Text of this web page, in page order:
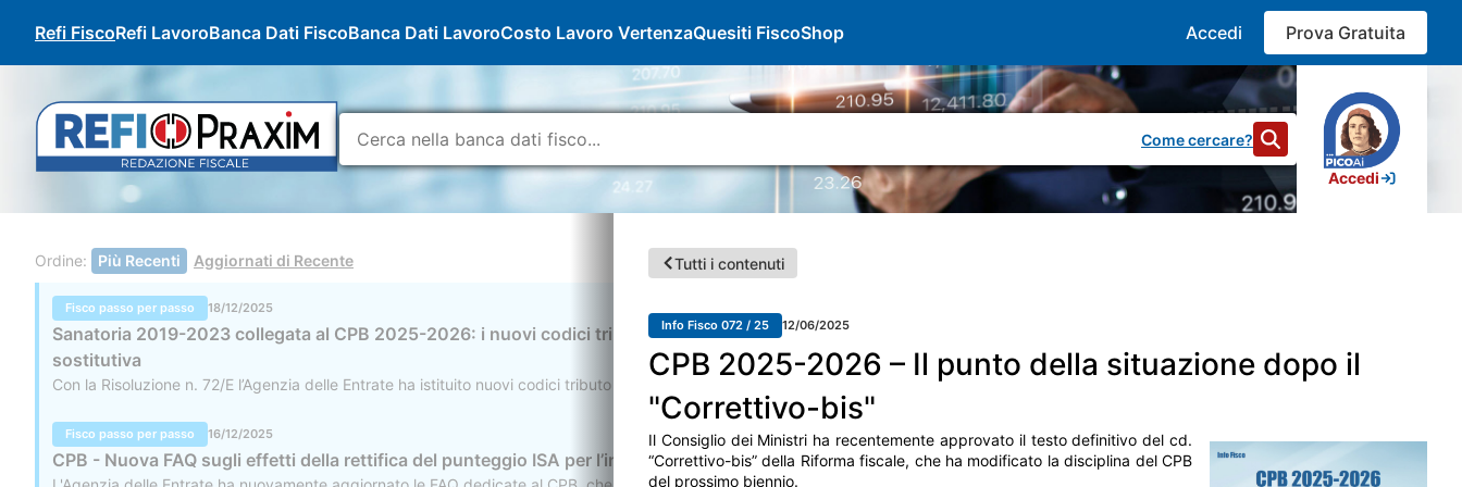
Refi FiscoRefi LavoroBanca Dati FiscoBanca Dati LavoroCosto Lavoro VertenzaQuesiti FiscoShop Accedi Prova Gratuita
Come cercare?
Accedi
Tutti i contenuti
Info Fisco 072 / 25 12/06/2025
CPB 2025-2026 – Il punto della situazione dopo il
"Correttivo-bis"
Il Consiglio dei Ministri ha recentemente approvato il testo definitivo del cd.
“Correttivo-bis” della Riforma fiscale, che ha modificato la disciplina del CPB
del prossimo biennio.
Ordine: Più Recenti Aggiornati di Recente
Fisco passo per passo 18/12/2025
Sanatoria 2019-2023 collegata al CPB 2025-2026: i nuovi codici tributo per il versamento dell’imposta
sostitutiva
Con la Risoluzione n. 72/E l’Agenzia delle Entrate ha istituito nuovi codici tributo per il versamento, tramite mod. F24, delle somme dovute da parte dei contribuenti che aderiscono al cd.
Fisco passo per passo 16/12/2025
CPB - Nuova FAQ sugli effetti della rettifica del punteggio ISA per l’imposta sostitutiva incrementale